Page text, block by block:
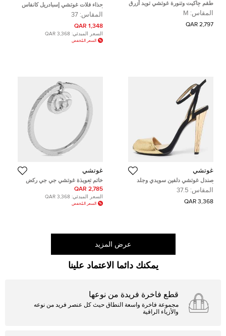
طقم جاكيت وتنورة غوتشي تويد أزرق
كحلي/أبيض مقاس متوسط/كبير -
ميديوم/لارج
المقاس: M
2,797 QAR
حذاء فلات غوتشي إسبادريل كانفاس
أسود مزخرف كريستال بيبيتا مقاس
41.5
المقاس: 37
1,348 QAR
السعر المبدئي: 3,368 QAR
السعر المُخفض
غوتشي
صندل غوتشي دلفين سويدي وجلد
أسود-ذهبي بحزام كاحل مقاس 36.5
المقاس: 37.5
3,368 QAR
غوتشي
خاتم تعويذة غوتشي جي جي ركض
ذهب أبيض عيار 18 مقاس 51
2,785 QAR
السعر المبدئي: 3,368 QAR
السعر المُخفض
عرض المزيد
يمكنك دائما الاعتماد علينا
قطع فاخرة فريدة من نوعها
مجموعة فاخرة واسعة النطاق حيث كل عنصر فريد من نوعه
والأزياء الراقية